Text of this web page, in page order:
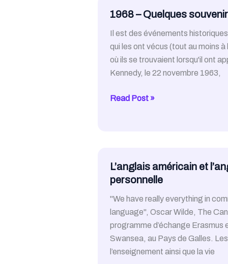
Nouvelle-
?
1968 – Quelques
Il est des événements
qui les ont vécus (tout au moins
où ils se trouvaient lorsqu'il ont
Kennedy, le 22 novembre 1963,
1968
Read Post »
L’anglais américain et
personnelle
"We have really everything in
language", Oscar Wilde, The
programme d’échange Erasmus
Swansea, au Pays de Galles.
l’enseignement ainsi que la vie